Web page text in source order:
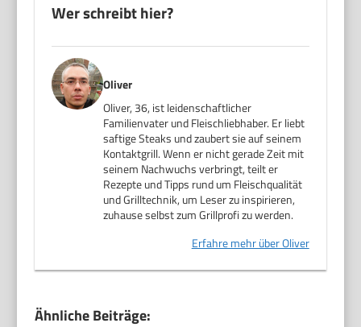
Wer schreibt hier?
Oliver
Oliver, 36, ist leidenschaftlicher
Familienvater und Fleischliebhaber. Er liebt
saftige Steaks und zaubert sie auf seinem
Kontaktgrill. Wenn er nicht gerade Zeit mit
seinem Nachwuchs verbringt, teilt er
Rezepte und Tipps rund um Fleischqualität
und Grilltechnik, um Leser zu inspirieren,
zuhause selbst zum Grillprofi zu werden.
Erfahre mehr über Oliver
Ähnliche Beiträge: